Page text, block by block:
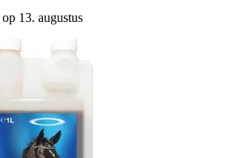
13. augustus